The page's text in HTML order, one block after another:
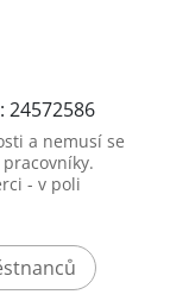
24572586
a nemusí se
- v poli